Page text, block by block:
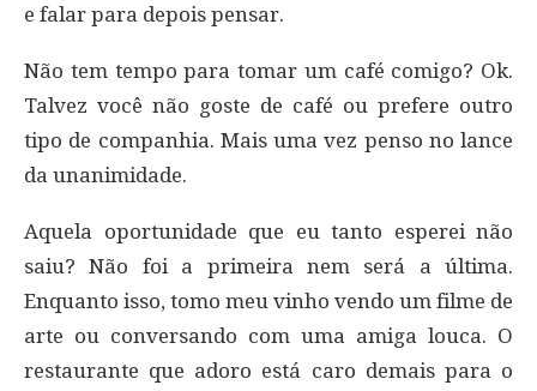
e falar para depois pensar.
Não tem tempo para tomar um café comigo? Ok.
Talvez você não goste de café ou prefere outro
tipo de companhia. Mais uma vez penso no lance
da unanimidade.
Aquela oportunidade que eu tanto esperei não
saiu? Não foi a primeira nem será a última.
Enquanto isso, tomo meu vinho vendo um filme de
arte ou conversando com uma amiga louca. O
restaurante que adoro está caro demais para o